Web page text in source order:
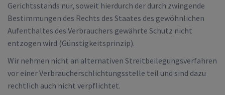
Gerichtsstands nur, soweit hierdurch der durch zwingende
Bestimmungen des Rechts des Staates des gewöhnlichen
Aufenthaltes des Verbrauchers gewährte Schutz nicht
entzogen wird (Günstigkeitsprinzip).
Wir nehmen nicht an alternativen Streitbeilegungsverfahren
vor einer Verbraucherschlichtungsstelle teil und sind dazu
rechtlich auch nicht verpflichtet.